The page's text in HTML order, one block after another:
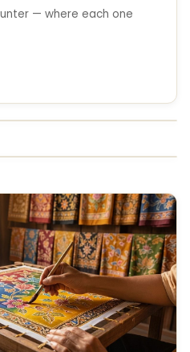
— where each one